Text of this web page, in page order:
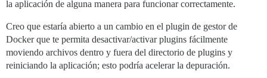
la aplicación de alguna manera para funcionar correctamente.
Creo que estaría abierto a un cambio en el plugin de gestor de
Docker que te permita desactivar/activar plugins fácilmente
moviendo archivos dentro y fuera del directorio de plugins y
reiniciando la aplicación; esto podría acelerar la depuración.